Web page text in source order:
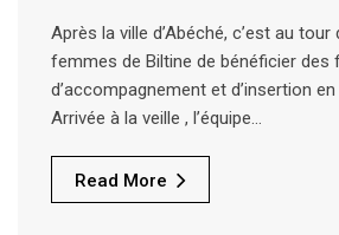
Après la ville d’Abéché, c’est au
femmes de Biltine de bénéficier des
d’accompagnement et d’insertion
Arrivée à la veille , l’équipe…
Read More